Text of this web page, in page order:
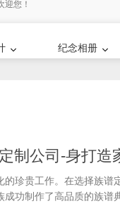
您！
纪念相册
制公司-身打造
珍贵工作。在选择族
功制作了高品质的族